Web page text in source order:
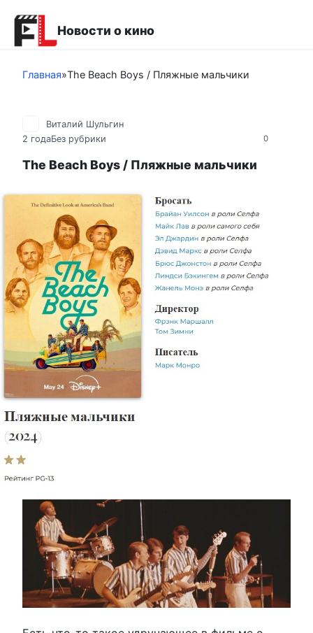
контенту
Новости о кино
Главная»The Beach Boys / Пляжные мальчики
0
Виталий Шульгин
2 годаБез рубрики
The Beach Boys / Пляжные мальчики